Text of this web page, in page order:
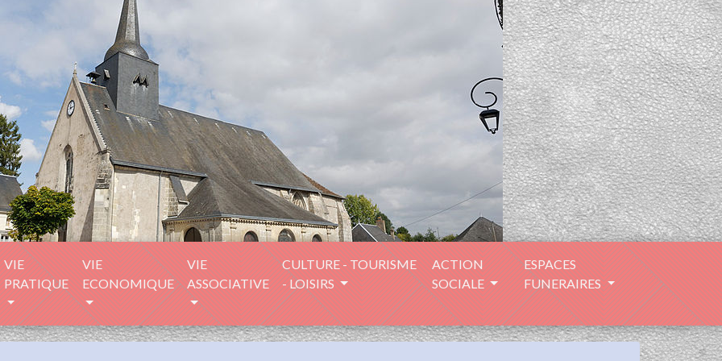
VIE
PRATIQUE
VIE
ECONOMIQUE
VIE
ASSOCIATIVE
CULTURE - TOURISME
- LOISIRS
ACTION
SOCIALE
ESPACES
FUNERAIRES